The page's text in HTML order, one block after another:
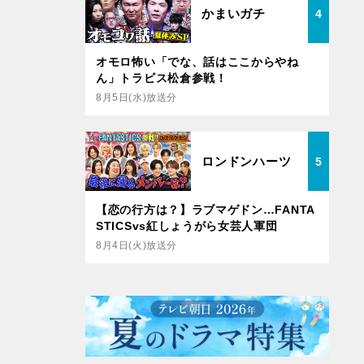
かまいガチ 4
オモロ怖い「でな、話はここからやね
ん」トラビス松倉参戦！
8月5日(水)放送分
ロンドンハーツ 5
【恋の行方は？】ラブマゲドン…FANTA
STICSvs紅しょうがら女芸人軍団
8月4日(火)放送分